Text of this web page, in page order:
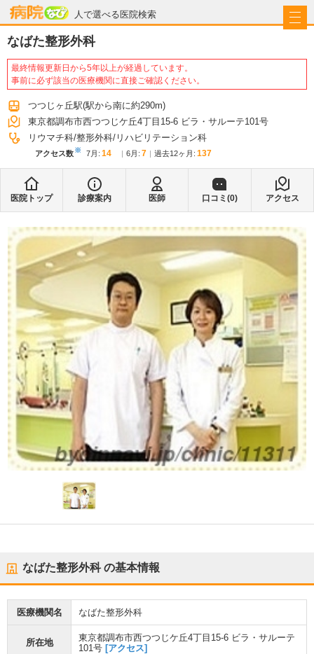
人で選べる医院検索
病院なび
なばた整形外科
最終情報更新日から5年以上が経過しています。
事前に必ず該当の医療機関に直接ご確認ください。
つつじヶ丘駅(駅から南に約290m)
東京都調布市西つつじケ丘4丁目15-6 ビラ・サルーテ101号
リウマチ科 整形外科 リハビリテーション科
アクセス数※ 7月 : 14 6月 : 7 過去12ヶ月: 137
医院トップ 診療案内 医師 口コミ(0) アクセス
なばた整形外科の基本情報
医療機関名 なばた整形外科
所在地
東京都調布市西つつじケ丘4丁目15-6 ビラ・サルーテ
101号 [アクセス]